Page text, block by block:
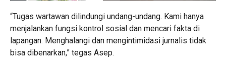
“Tugas wartawan dilindungi undang-undang. Kami hanya
menjalankan fungsi kontrol sosial dan mencari fakta di
lapangan. Menghalangi dan mengintimidasi jurnalis tidak
bisa dibenarkan,” tegas Asep.